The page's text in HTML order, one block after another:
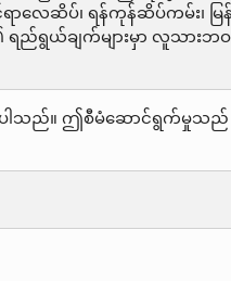
င်ရာလေဆိပ်၊ ရန်ကုန်ဆိပ်ကမ်း၊
ရည်ရွယ်ချက်များမှာ လူသားဘ
ြန်ပါသည်။ ဤစီမံဆောင်ရွက်မှုသ